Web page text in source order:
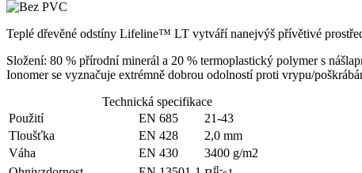
Teplé dřevěné odstíny Lifeline™ LT vytváří nanejvýš přívětivé
Složení: 80 % přírodní minerál a 20 % termoplastický polymer s
Ionomer se vyznačuje extrémně dobrou odolností proti vrypu/
Technická specifikace
Použití
EN 685
21-43
Tloušťka
EN 428
2,0 mm
Váha
EN 430
3400 g/m2
fl-